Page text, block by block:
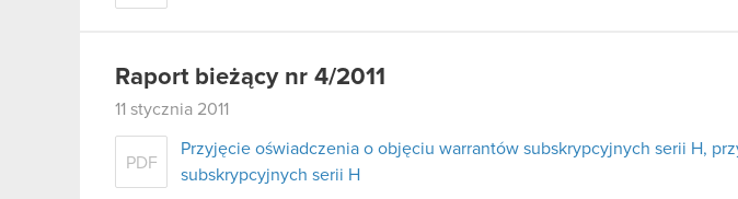
Raport bieżący nr 4/2011
11 stycznia 2011
PDF
Przyjęcie oświadczenia o objęciu warrantów subskrypcyjnych serii H,
subskrypcyjnych serii H